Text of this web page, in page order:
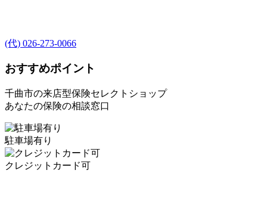
(代) 026-273-0066
おすすめポイント
千曲市の来店型保険セレクトショップ
あなたの保険の相談窓口
駐車場有り
クレジットカード可